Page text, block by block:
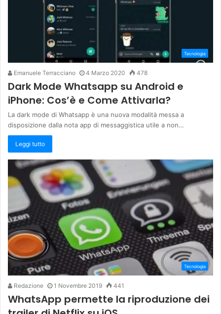
Tecnologia
Emanuele Terracciano 4 Marzo 2020 478
Dark Mode Whatsapp su Android e
iPhone: Cos’è e Come Attivarla?
La dark mode di Whatsapp è una nuova modalità messa a
disposizione dalla nota app di messaggistica utile a non…
Leggi tutto
Tecnologia
Redazione 1 Novembre 2019 441
WhatsApp permette la riproduzione dei